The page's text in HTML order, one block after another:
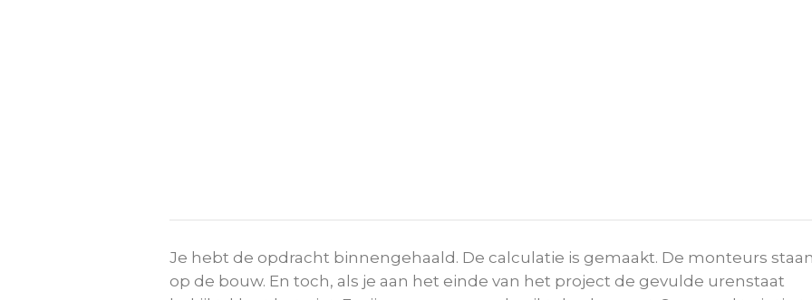
Je hebt de opdracht binnengehaald. De calculatie is gemaakt. De monteurs staan
op de bouw. En toch, als je aan het einde van het project de gevulde urenstaat